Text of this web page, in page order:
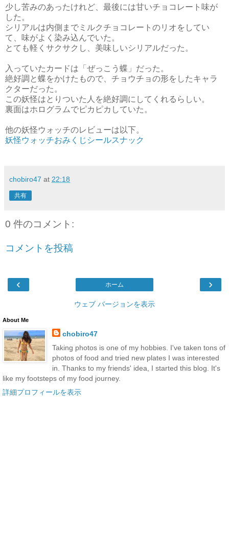
少し苦みのあったけれど、最後には甘いチョコレート味が
した。
シリアルは内側までミルクチョコレートのリオをしてい
て、味がよく染み込んでいた。
とても軽くサクサクし、美味しいシリアルだった。
入っていたカードは「ぜっこう蝶」だった。
絶好調と蝶をかけたもので、チョウチョの形をしたキャラ
クターだった。
この妖怪はとりついた人を絶好調にしてくれるらしい。
裏面はホログラムでピカピカしていた。
他の妖怪ウォッチのレビューは以下。
妖怪ウォッチおみくじシールスナック
chobiro47 at 22:18
共有
0 件のコメント:
コメントを投稿
‹ ›
ホーム
ウェブ バージョンを表示
About Me
chobiro47
Taking photos is one of my hobbies. I've taken tons of
photos of food and tried new plates I was interested
in. Thanks to my friends' idea, I started this blog. It's
like my footsteps of my food journey.
詳細プロフィールを表示